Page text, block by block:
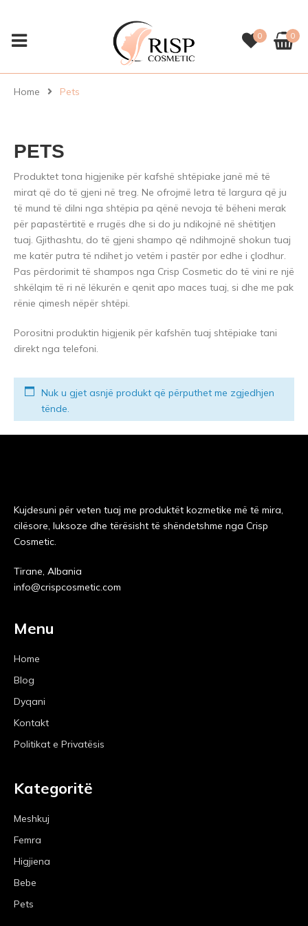
0 0
Home Pets
PETS
Produktet tona higjenike për kafshë shtëpiake janë më të
mirat që do të gjeni në treg. Ne ofrojmë letra të largura që ju
të mund të dilni nga shtëpia pa qënë nevoja të bëheni merak
për papastërtitë e rrugës dhe si do ju ndikojnë në shëtitjen
tuaj. Gjithashtu, do të gjeni shampo që ndihmojnë shokun tuaj
me katër putra të ndihet jo vetëm i pastër por edhe i çlodhur.
Pas përdorimit të shampos nga Crisp Cosmetic do të vini re një
shkëlqim të ri në lëkurën e qenit apo maces tuaj, si dhe me pak
rënie qimesh nëpër shtëpi.
Porositni produktin higjenik për kafshën tuaj shtëpiake tani
direkt nga telefoni.
Nuk u gjet asnjë produkt që përputhet me zgjedhjen
tënde.
Kujdesuni për veten tuaj me produktët kozmetike më të mira,
cilësore, luksoze dhe tërësisht të shëndetshme nga Crisp
Cosmetic.
Tirane, Albania
info@crispcosmetic.com
Menu
Home
Blog
Dyqani
Kontakt
Politikat e Privatësis
Kategoritë
Meshkuj
Femra
Higjiena
Bebe
Pets